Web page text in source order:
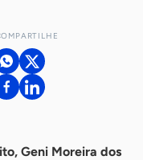
Geni Moreira dos